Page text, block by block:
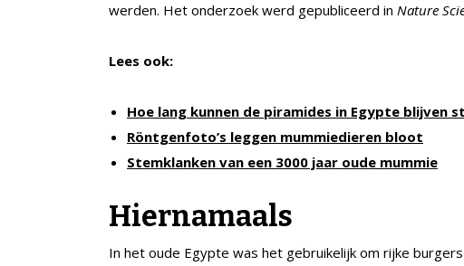
werden. Het onderzoek werd gepubliceerd in Nature
Lees ook:
Hoe lang kunnen de piramides in Egypte blijven
Röntgenfoto’s leggen mummiedieren bloot
Stemklanken van een 3000 jaar oude mummie
Hiernamaals
In het oude Egypte was het gebruikelijk om rijke